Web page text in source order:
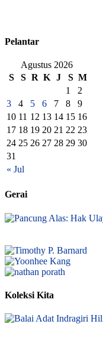
Pelantar
Agustus 2026
S
S R K J S M
« Jul
1
2
3
4 5 6 7 8
9
10 11 12 13 14 15 16
17 18 19 20 21 22 23
24 25 26 27 28 29 30
31
Gerai
Koleksi Kita